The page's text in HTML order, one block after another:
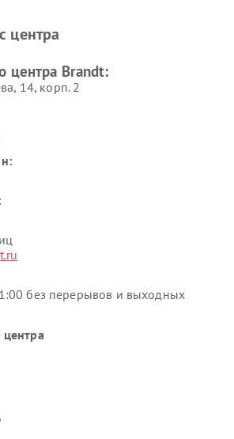
центра
центра Brandt:
14, корп. 2
без перерывов и выходных
центра